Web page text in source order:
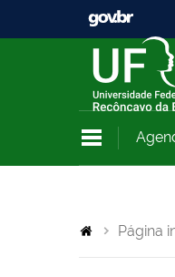
Página